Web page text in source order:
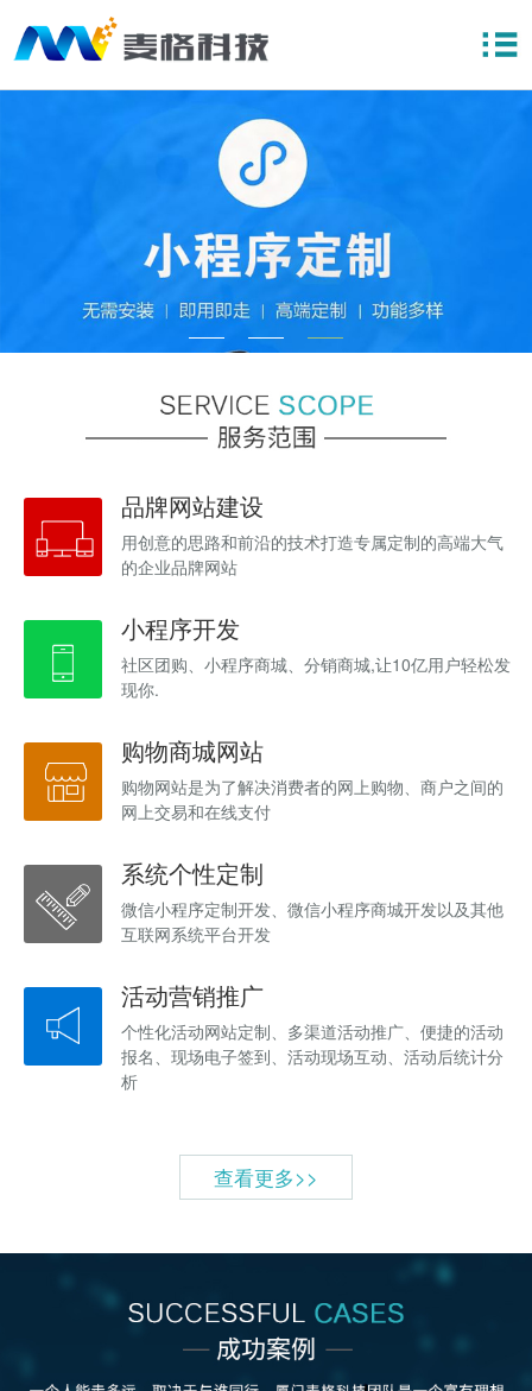
品牌网站建设
用创意的思路和前沿的技术打造专属定制的高端大气
的企业品牌网站
小程序开发
社区团购、小程序商城、分销商城,让10亿用户轻松发
现你.
购物商城网站
购物网站是为了解决消费者的网上购物、商户之间的
网上交易和在线支付
系统个性定制
微信小程序定制开发、微信小程序商城开发以及其他
互联网系统平台开发
活动营销推广
个性化活动网站定制、多渠道活动推广、便捷的活动
报名、现场电子签到、活动现场互动、活动后统计分
析
查看更多>>